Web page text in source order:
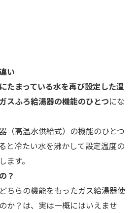
い
たまっている水を再び設定した温
スふろ給湯器の機能のひとつにな
（高温水供給式）の機能のひとつ
と冷たい水を沸かして設定温度の
ます。
？
ちらの機能をもったガス給湯器使
か？は、実は一概にはいえませ